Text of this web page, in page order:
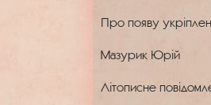
Про появу
Мазурик Юрій
Літописне